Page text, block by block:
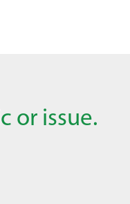
or issue.